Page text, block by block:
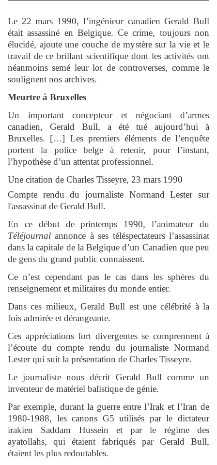
Le 22 mars 1990, l’ingénieur canadien Gerald Bull
était assassiné en Belgique. Ce crime, toujours non
élucidé, ajoute une couche de mystère sur la vie et le
travail de ce brillant scientifique dont les activités ont
néanmoins semé leur lot de controverses, comme le
soulignent nos archives.
Meurtre à Bruxelles
Un important concepteur et négociant d’armes
canadien, Gerald Bull, a été tué aujourd’hui à
Bruxelles. […] Les premiers éléments de l’enquête
portent la police belge à retenir, pour l’instant,
l’hypothèse d’un attentat professionnel.
Une citation de Charles Tisseyre, 23 mars 1990
Compte rendu du journaliste Normand Lester sur
l'assassinat de Gerald Bull.
En ce début de printemps 1990, l’animateur du
Téléjournal annonce à ses téléspectateurs l’assassinat
dans la capitale de la Belgique d’un Canadien que peu
de gens du grand public connaissent.
Ce n’est cependant pas le cas dans les sphères du
renseignement et militaires du monde entier.
Dans ces milieux, Gerald Bull est une célébrité à la
fois admirée et dérangeante.
Ces appréciations fort divergentes se comprennent à
l’écoute du compte rendu du journaliste Normand
Lester qui suit la présentation de Charles Tisseyre.
Le journaliste nous décrit Gerald Bull comme un
inventeur de matériel balistique de génie.
Par exemple, durant la guerre entre l’Irak et l’Iran de
1980-1988, les canons G5 utilisés par le dictateur
irakien Saddam Hussein et par le régime des
ayatollahs, qui étaient fabriqués par Gerald Bull,
étaient les plus redoutables.